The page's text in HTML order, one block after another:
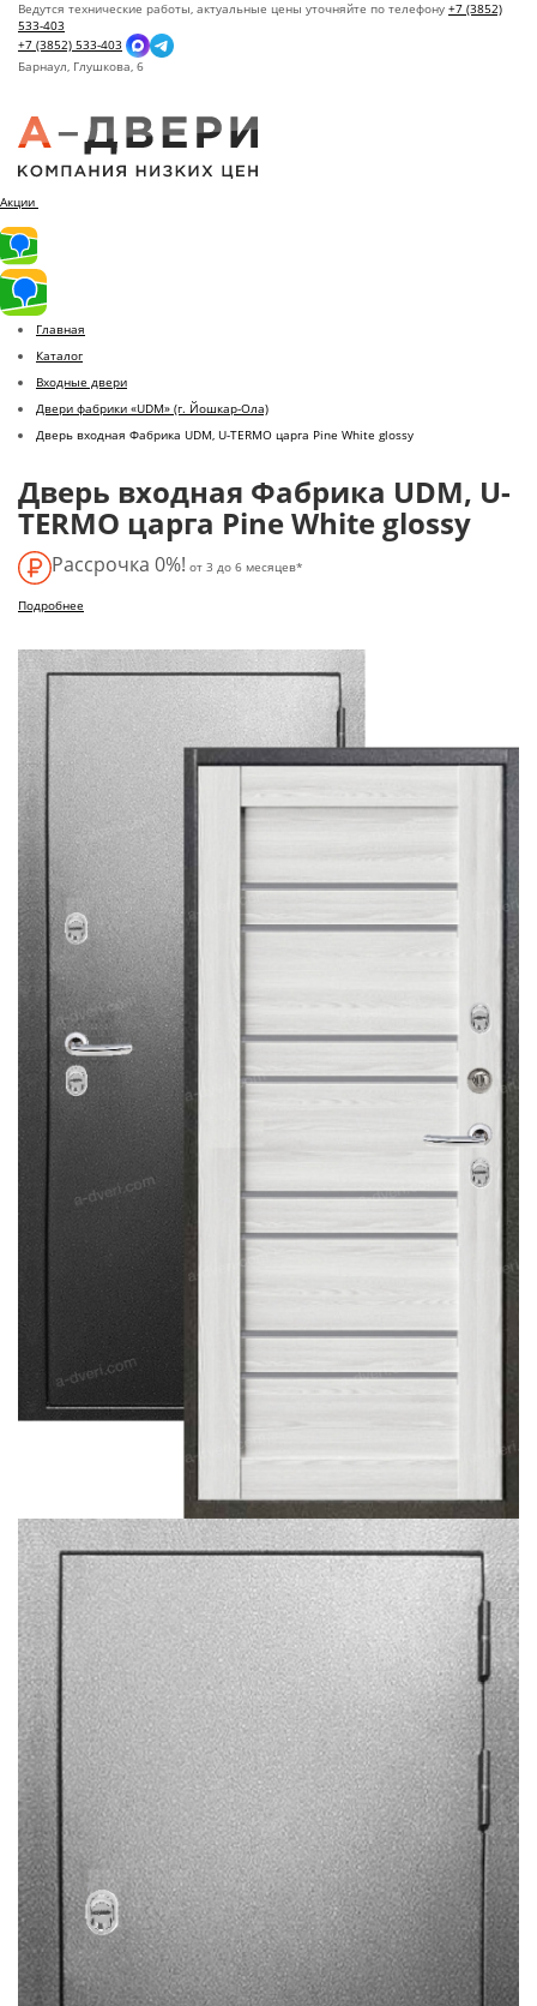
Ведутся технические работы, актуальные цены уточняйте по телефону +7 (3852)
533-403
+7 (3852) 533-403
Барнаул, Глушкова, 6
Акции
Главная
Каталог
Входные двери
Двери фабрики «UDM» (г. Йошкар-Ола)
Дверь входная Фабрика UDM, U-TERMO царга Pine White glossy
Дверь входная Фабрика UDM, U-
TERMO царга Pine White glossy
Рассрочка 0%! от 3 до 6 месяцев*
Подробнее